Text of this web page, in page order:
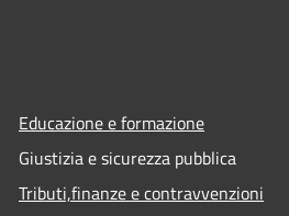
Educazione e formazione
Giustizia e sicurezza pubblica
Tributi,finanze e contravvenzioni